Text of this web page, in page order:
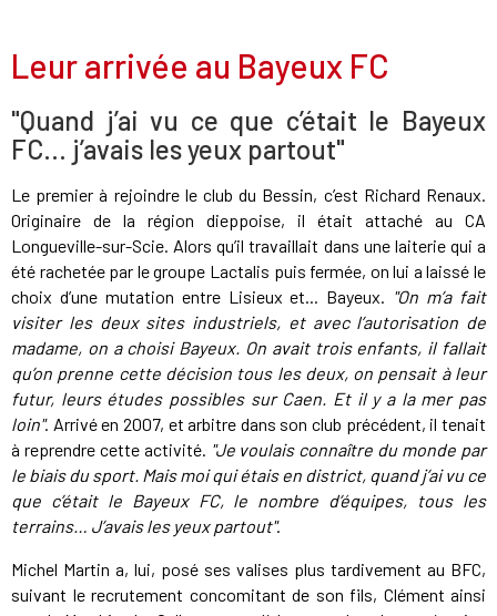
Leur arrivée au Bayeux FC
"Quand j’ai vu ce que c’était le Bayeux
FC… j’avais les yeux partout"
Le premier à rejoindre le club du Bessin, c’est Richard Renaux.
Originaire de la région dieppoise, il était attaché au CA
Longueville-sur-Scie. Alors qu’il travaillait dans une laiterie qui a
été rachetée par le groupe Lactalis puis fermée, on lui a laissé le
choix d’une mutation entre Lisieux et... Bayeux. "On m’a fait
visiter les deux sites industriels, et avec l’autorisation de
madame, on a choisi Bayeux. On avait trois enfants, il fallait
qu’on prenne cette décision tous les deux, on pensait à leur
futur, leurs études possibles sur Caen. Et il y a la mer pas
loin". Arrivé en 2007, et arbitre dans son club précédent, il tenait
à reprendre cette activité. "Je voulais connaître du monde par
le biais du sport. Mais moi qui étais en district, quand j’ai vu ce
que c’était le Bayeux FC, le nombre d’équipes, tous les
terrains… J’avais les yeux partout".
Michel Martin a, lui, posé ses valises plus tardivement au BFC,
suivant le recrutement concomitant de son fils, Clément ainsi